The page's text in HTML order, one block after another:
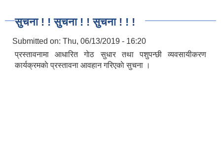
सुचना ! ! सुचना ! ! सुचना ! ! !
Submitted on: Thu, 06/13/2019 - 16:20
प्रस्तावनामा आधारित गाेठ सुधार तथा पशुपन्छी व्यवसायीकरण
कार्यक्रमकाे प्रस्तावना आवहान गरिएकाे सुचना ।